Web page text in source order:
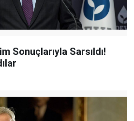
Sonuçlarıyla Sarsıldı!